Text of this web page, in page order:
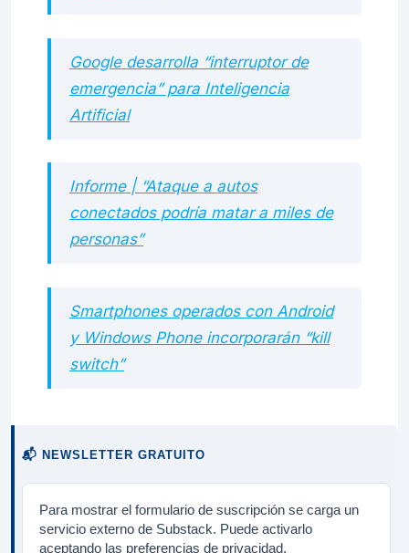
Google desarrolla “interruptor de
emergencia” para Inteligencia
Artificial
Informe | “Ataque a autos
conectados podría matar a miles de
personas”
Smartphones operados con Android
y Windows Phone incorporarán “kill
switch”
📬 NEWSLETTER GRATUITO
Para mostrar el formulario de suscripción se carga un
servicio externo de Substack. Puede activarlo
aceptando las preferencias de privacidad.